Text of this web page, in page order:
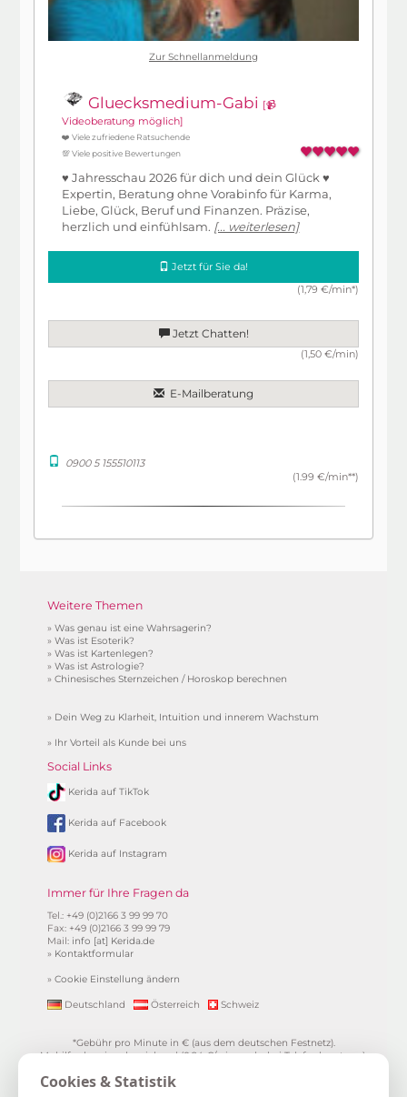
Zur Schnellanmeldung
Gluecksmedium-Gabi [📹
Videoberatung möglich]
❤️ Viele zufriedene Ratsuchende
💯 Viele positive Bewertungen
♥ Jahresschau 2026 für dich und dein Glück ♥
Expertin, Beratung ohne Vorabinfo für Karma,
Liebe, Glück, Beruf und Finanzen. Präzise,
herzlich und einfühlsam. [... weiterlesen]
Jetzt für Sie da!
(1,79 €/min*)
Jetzt Chatten!
(1,50 €/min)
E-Mailberatung
0900 5 155510113
(1.99 €/min**)
Weitere Themen
»Was genau ist eine Wahrsagerin?
»Was ist Esoterik?
»Was ist Kartenlegen?
»Was ist Astrologie?
»Chinesisches Sternzeichen / Horoskop berechnen
» Dein Weg zu Klarheit, Intuition und innerem Wachstum
» Ihr Vorteil als Kunde bei uns
Social Links
Kerida auf TikTok
Kerida auf Facebook
Kerida auf Instagram
Immer für Ihre Fragen da
Tel.: +49 (0)2166 3 99 99 70
Fax: +49 (0)2166 3 99 99 79
Mail: info [at] Kerida.de
» Kontaktformular
»Cookie Einstellung ändern
Deutschland Österreich Schweiz
*Gebühr pro Minute in € (aus dem deutschen Festnetz).
Mobilfunkpreise abweichend (0,24 €/min. mehr bei Telefonberatung).
**1.99€/min aus allen dt. Netzen
Cookies & Statistik